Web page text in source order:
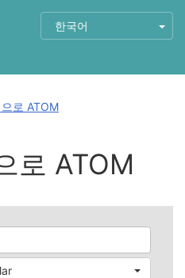
한국어
로 ATOM
로 ATOM